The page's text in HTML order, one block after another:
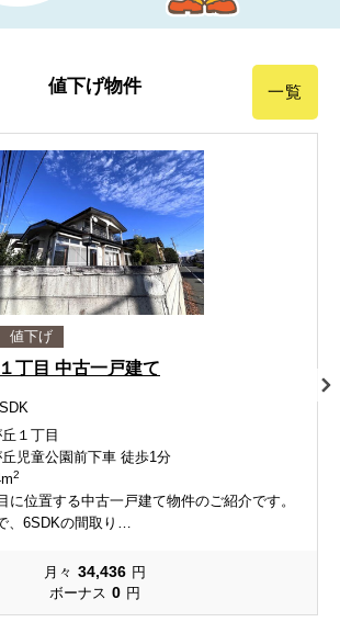
値下げ物件 一覧
値下げ
丁目 中古一戸建て
１丁目
児童公園前下車 徒歩1分
2
に位置する中古一戸建て物件のご紹介です。
、6SDKの間取り…
月々 34,436 円
ボーナス 0 円